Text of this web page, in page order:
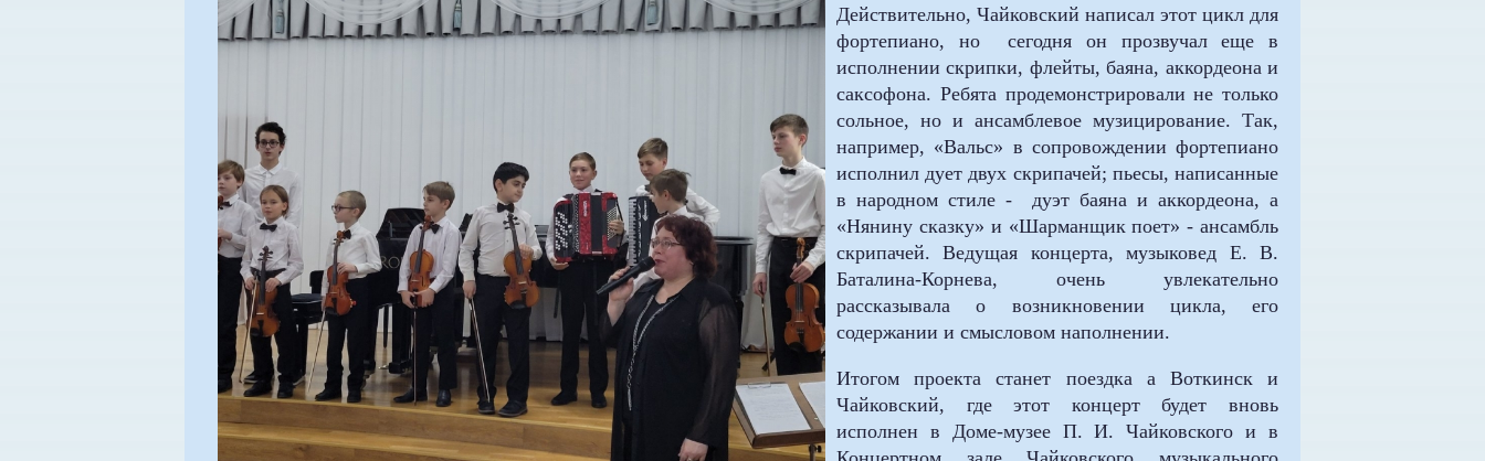
Действительно, Чайковский написал этот цикл для
фортепиано, но сегодня он прозвучал еще в
исполнении скрипки, флейты, баяна, аккордеона и
саксофона. Ребята продемонстрировали не только
сольное, но и ансамблевое музицирование. Так,
например, «Вальс» в сопровождении фортепиано
исполнил дует двух скрипачей; пьесы, написанные
в народном стиле - дуэт баяна и аккордеона, а
«Нянину сказку» и «Шарманщик поет» - ансамбль
скрипачей. Ведущая концерта, музыковед Е. В.
Баталина-Корнева, очень увлекательно
рассказывала о возникновении цикла, его
содержании и смысловом наполнении.
Итогом проекта станет поездка а Воткинск и
Чайковский, где этот концерт будет вновь
исполнен в Доме-музее П. И. Чайковского и в